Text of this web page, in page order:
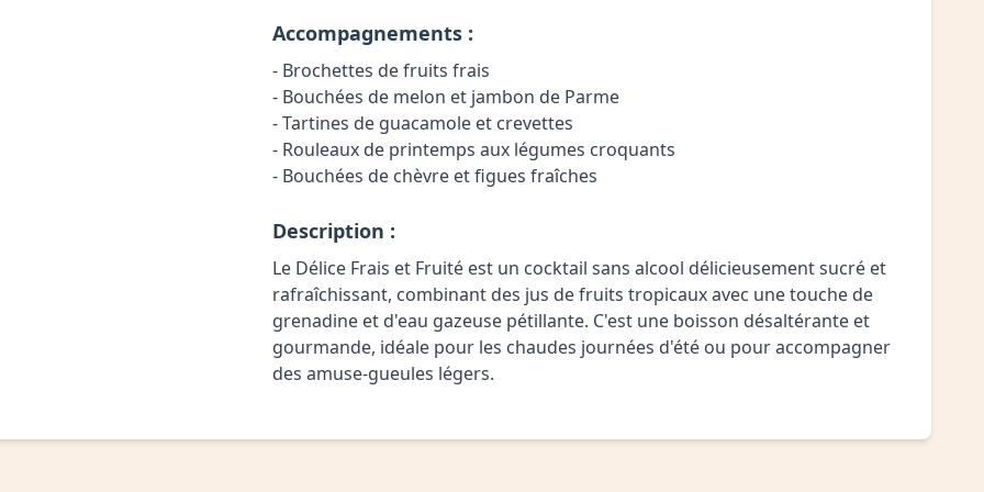
Accompagnements :
- Brochettes de fruits frais
- Bouchées de melon et jambon de Parme
- Tartines de guacamole et crevettes
- Rouleaux de printemps aux légumes croquants
- Bouchées de chèvre et figues fraîches
Description :
Le Délice Frais et Fruité est un cocktail sans alcool délicieusement sucré et
rafraîchissant, combinant des jus de fruits tropicaux avec une touche de
grenadine et d'eau gazeuse pétillante. C'est une boisson désaltérante et
gourmande, idéale pour les chaudes journées d'été ou pour accompagner
des amuse-gueules légers.